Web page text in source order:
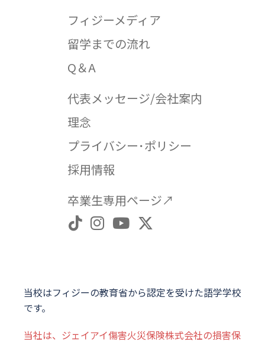
フィジーメディア
留学までの流れ
Q＆A
代表メッセージ/会社案内
理念
プライバシー･ポリシー
採用情報
卒業生専用ページ↗︎
当校はフィジーの教育省から認定を受けた語学学校
です。
当社は、ジェイアイ傷害火災保険株式会社の損害保